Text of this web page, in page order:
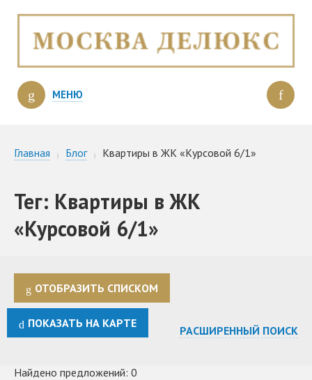
МЕНЮ
Главная Блог Квартиры в ЖК «Курсовой 6/1»
Тег: Квартиры в ЖК
«Курсовой 6/1»
ОТОБРАЗИТЬ СПИСКОМ
ПОКАЗАТЬ НА КАРТЕ
РАСШИРЕННЫЙ ПОИСК
Найдено предложений: 0